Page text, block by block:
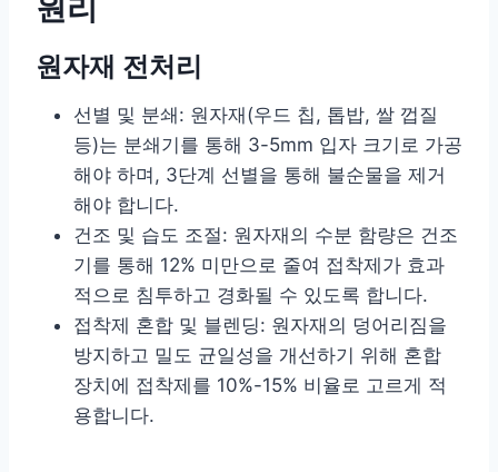
원리
원자재 전처리
선별 및 분쇄: 원자재(우드 칩, 톱밥, 쌀 껍질
등)는 분쇄기를 통해 3-5mm 입자 크기로 가공
해야 하며, 3단계 선별을 통해 불순물을 제거
해야 합니다.
건조 및 습도 조절: 원자재의 수분 함량은 건조
기를 통해 12% 미만으로 줄여 접착제가 효과
적으로 침투하고 경화될 수 있도록 합니다.
접착제 혼합 및 블렌딩: 원자재의 덩어리짐을
방지하고 밀도 균일성을 개선하기 위해 혼합
장치에 접착제를 10%-15% 비율로 고르게 적
용합니다.